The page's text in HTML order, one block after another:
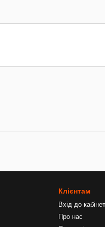
Клієнтам
Вхід до
Про нас